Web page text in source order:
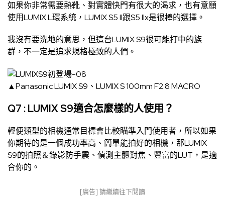
如果你非常需要熱靴、對實體快門有很大的渴求，也有意願
使用LUMIX L環系統，LUMIX S5 II跟S5 IIx是很棒的選擇。
我沒有要洗地的意思，但這台LUMIX S9很可能打中的族
群，不一定是追求規格極致的人們。
▲Panasonic LUMIX S9、LUMIX S 100mm F2.8 MACRO
Q7 : LUMIX S9適合怎麼樣的人使用？
輕便類型的相機通常目標會比較瞄準入門使用者，所以如果
你期待的是一個成功率高、簡單能拍好的相機，那LUMIX
S9的拍照＆錄影防手震、偵測主體對焦、豐富的LUT，是適
合你的。
[廣告] 請繼續往下閱讀